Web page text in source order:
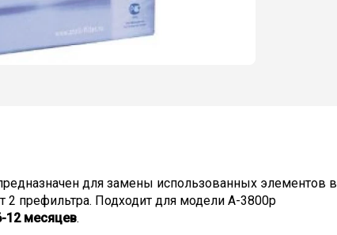
для замены использованных элементов в
2 префильтра. Подходит для модели A-3800p
12 месяцев.